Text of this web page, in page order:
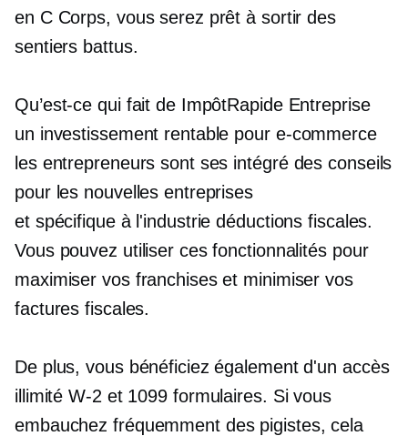
en C Corps, vous serez prêt à sortir des
sentiers battus.
Qu’est-ce qui fait de ImpôtRapide Entreprise
un investissement rentable pour e-commerce
les entrepreneurs sont ses intégrédes conseils
pour les nouvelles entreprises
et spécifique à l'industrie déductions fiscales.
Vous pouvez utiliser ces fonctionnalités pour
maximiser vos franchises et minimiser vos
factures fiscales.
De plus, vous bénéficiez également d'un accès
illimitéW-2 et 1099 formulaires. Si vous
embauchez fréquemment des pigistes, cela